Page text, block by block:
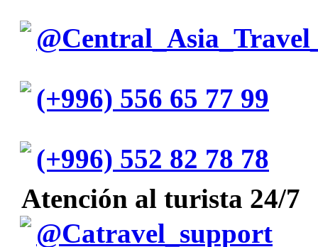
(+996) 556 65 77 99
(+996) 552 82 78 78
Atención al turista 24/7
@Catravel_support